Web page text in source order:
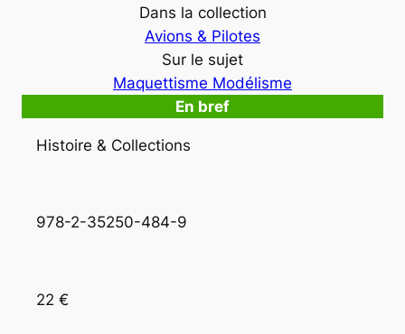
Dans la collection
Avions & Pilotes
Sur le sujet
Maquettisme Modélisme
En bref
Histoire & Collections
978-2-35250-484-9
22 €